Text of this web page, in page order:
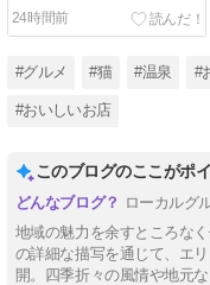
24時間前
#グルメ #猫 #温泉 #
#おいしいお店
このブログのここがポ
ローカルグ
地域の魅力を余すところな
の詳細な描写を通じて、エ
開。四季折々の風情や地元